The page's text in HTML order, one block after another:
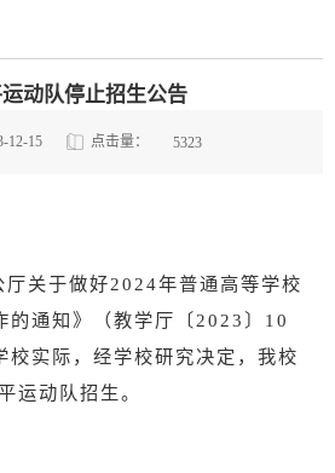
动队停止招生公告
12-15 点击量： 5323
厅关于做好2024年普通高等学校
的通知》（教学厅〔2023〕10
校实际，经学校研究决定，我校
运动队招生。